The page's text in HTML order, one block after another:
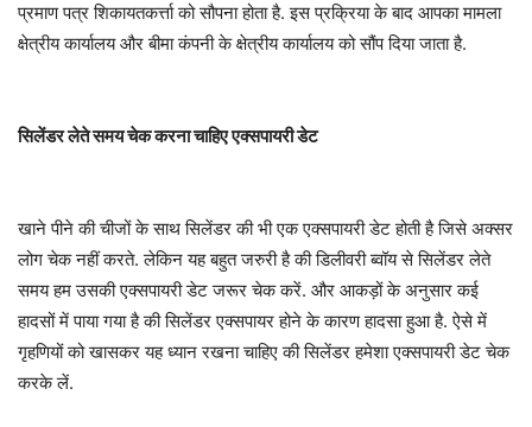
प्रमाण पत्र शिकायतकर्त्ता को सौपना होता है. इस प्रक्रिया के बाद आपका मामला
क्षेत्रीय कार्यालय और बीमा कंपनी के क्षेत्रीय कार्यालय को सौंप दिया जाता है.
सिलेंडर लेते समय चेक करना चाहिए एक्सपायरी डेट
खाने पीने की चीजों के साथ सिलेंडर की भी एक एक्सपायरी डेट होती है जिसे अक्सर
लोग चेक नहीं करते. लेकिन यह बहुत जरुरी है की डिलीवरी ब्वॉय से सिलेंडर लेते
समय हम उसकी एक्सपायरी डेट जरूर चेक करें. और आकड़ों के अनुसार कई
हादसों में पाया गया है की सिलेंडर एक्सपायर होने के कारण हादसा हुआ है. ऐसे में
गृहणियों को खासकर यह ध्यान रखना चाहिए की सिलेंडर हमेशा एक्सपायरी डेट चेक
करके लें.